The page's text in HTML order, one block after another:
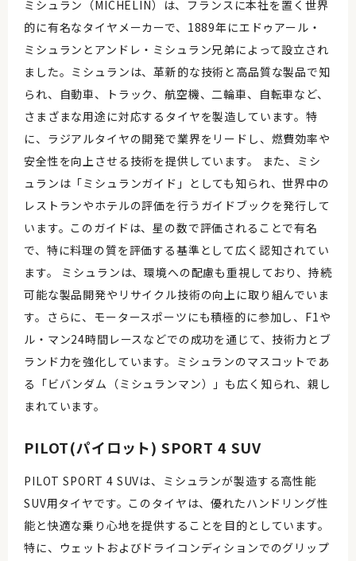
ミシュラン（MICHELIN）は、フランスに本社を置く世界
的に有名なタイヤメーカーで、1889年にエドゥアール・
ミシュランとアンドレ・ミシュラン兄弟によって設立され
ました。ミシュランは、革新的な技術と高品質な製品で知
られ、自動車、トラック、航空機、二輪車、自転車など、
さまざまな用途に対応するタイヤを製造しています。特
に、ラジアルタイヤの開発で業界をリードし、燃費効率や
安全性を向上させる技術を提供しています。 また、ミシ
ュランは「ミシュランガイド」としても知られ、世界中の
レストランやホテルの評価を行うガイドブックを発行して
います。このガイドは、星の数で評価されることで有名
で、特に料理の質を評価する基準として広く認知されてい
ます。 ミシュランは、環境への配慮も重視しており、持続
可能な製品開発やリサイクル技術の向上に取り組んでいま
す。さらに、モータースポーツにも積極的に参加し、F1や
ル・マン24時間レースなどでの成功を通じて、技術力とブ
ランド力を強化しています。ミシュランのマスコットであ
る「ビバンダム（ミシュランマン）」も広く知られ、親し
まれています。
PILOT(パイロット) SPORT 4 SUV
PILOT SPORT 4 SUVは、ミシュランが製造する高性能
SUV用タイヤです。このタイヤは、優れたハンドリング性
能と快適な乗り心地を提供することを目的としています。
特に、ウェットおよびドライコンディションでのグリップ